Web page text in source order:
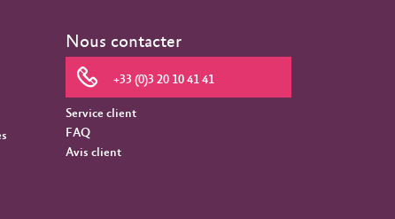
Nous contacter
+33 (0)3 20 10 41 41
Service client
FAQ
Avis client